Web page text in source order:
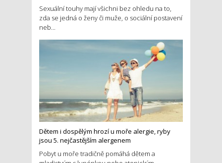
Sexuální touhy mají všichni bez ohledu na to,
zda se jedná o ženy či muže, o sociální postavení
neb...
Dětem i dospělým hrozí u moře alergie, ryby
jsou 5. nejčastějším alergenem
Pobyt u moře tradičně pomáhá dětem a